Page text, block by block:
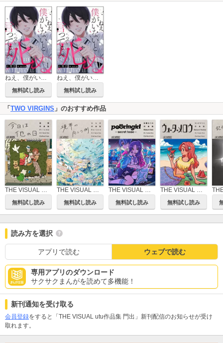
ねえ、僕がいないと死ぬって言ってよ（分冊版）
無料試し読み
ねえ、僕がいないと死ぬって言ってよ
無料試し読み
「 TWO VIRGINS 」のおすすめ作品
THE VISUAL 昼間作品集 今日は他の日
無料試し読み
THE VISUAL ならの作品集 境界の向こう側
無料試し読み
THE VISUAL 佐藤なつみ作品集 PELORINGIRL
無料試し読み
THE VISUAL ヨシダナツミ作品集 ウォーターメロウ
無料試し読み
読み方を選択
アプリで読む ウェブで読む
専用アプリのダウンロード
サクサクまんがを読めて多機能！
新刊通知を受け取る
会員登録をすると「THE VISUAL utu作品集 門出」新刊配信のお知らせが受け
取れます。